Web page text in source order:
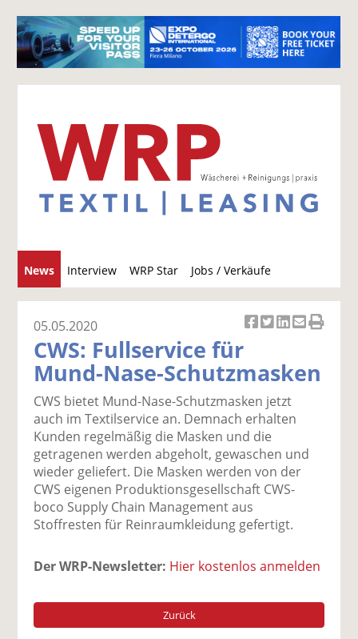
News Interview WRP Star Jobs / Verkäufe
u
c
k
a
uf
F
ac
e
b
o
o
te
e
k
el
t
wi
tt
er
n
k
el
a
uf
n
k
e
di
n
il
n
k
er
m
ai
l
er
n
e
k
ck
e
05.05.2020
CWS: Fullservice für
Mund-Nase-Schutzmasken
CWS bietet Mund-Nase-Schutzmasken jetzt
auch im Textilservice an. Demnach erhalten
Kunden regelmäßig die Masken und die
getragenen werden abgeholt, gewaschen und
wieder geliefert. Die Masken werden von der
CWS eigenen Produktionsgesellschaft CWS-
boco Supply Chain Management aus
Stoffresten für Reinraumkleidung gefertigt.
Der WRP-Newsletter: Hier kostenlos anmelden
Zurück